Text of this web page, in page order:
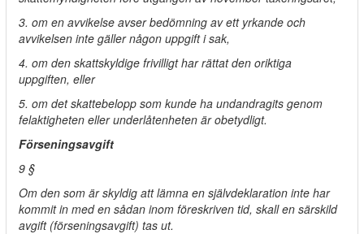
3. om en avvikelse avser bedömning av ett yrkande och
avvikelsen inte gäller någon uppgift i sak,
4. om den skattskyldige frivilligt har rättat den oriktiga
uppgiften, eller
5. om det skattebelopp som kunde ha undandragits genom
felaktigheten eller underlåtenheten är obetydligt.
Förseningsavgift
9 §
Om den som är skyldig att lämna en självdeklaration inte har
kommit in med en sådan inom föreskriven tid, skall en särskild
avgift (förseningsavgift) tas ut.